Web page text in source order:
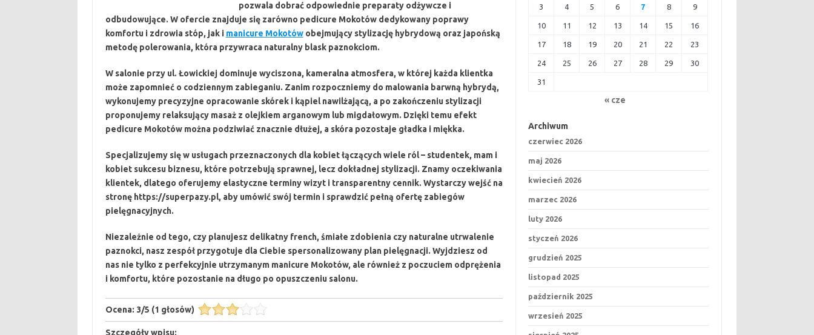
pozwala dobrać odpowiednie preparaty odżywcze i
odbudowujące. W ofercie znajduje się zarówno pedicure Mokotów dedykowany poprawy
komfortu i zdrowia stóp, jak i manicure Mokotówobejmujący stylizację hybrydową oraz japońską
metodę polerowania, która przywraca naturalny blask paznokciom.
W salonie przy ul. Łowickiej dominuje wyciszona, kameralna atmosfera, w której każda klientka
może zapomnieć o codziennym zabieganiu. Zanim rozpoczniemy do malowania barwną hybrydą,
wykonujemy precyzyjne opracowanie skórek i kąpiel nawilżającą, a po zakończeniu stylizacji
proponujemy relaksujący masaż z olejkiem arganowym lub migdałowym. Dzięki temu efekt
pedicure Mokotów można podziwiać znacznie dłużej, a skóra pozostaje gładka i miękka.
Specjalizujemy się w usługach przeznaczonych dla kobiet łączących wiele ról – studentek, mam i
kobiet sukcesu biznesu, które potrzebują sprawnej, lecz dokładnej stylizacji. Znamy oczekiwania
klientek, dlatego oferujemy elastyczne terminy wizyt i transparentny cennik. Wystarczy wejść na
stronę https://superpazy.pl, aby umówić swój termin i sprawdzić pełną ofertę zabiegów
pielęgnacyjnych.
Niezależnie od tego, czy planujesz delikatny french, śmiałe zdobienia czy naturalne utrwalenie
paznokci, nasz zespół przygotuje dla Ciebie spersonalizowany plan pielęgnacji. Wyjdziesz od
nas nie tylko z perfekcyjnie utrzymanym manicure Mokotów, ale również z poczuciem odprężenia
i komfortu, które pozostanie na długo po opuszczeniu salonu.
Ocena: 3/5 (1 głosów)
Szczegóły wpisu:
3 4 5 6 7 8 9
10 11 12 13 14 15 16
17 18 19 20 21 22 23
24 25 26 27 28 29 30
31
« cze
Archiwum
czerwiec 2026
maj 2026
kwiecień 2026
marzec 2026
luty 2026
styczeń 2026
grudzień 2025
listopad 2025
październik 2025
wrzesień 2025